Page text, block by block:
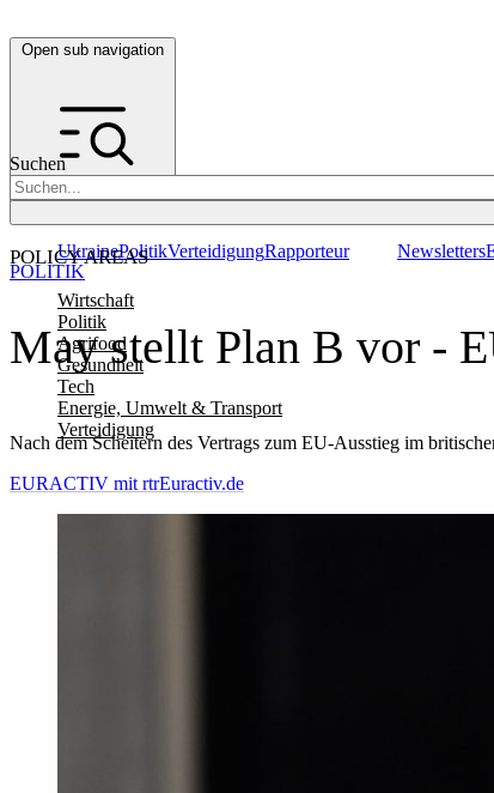
Open sub navigation
Suchen
POLICY AREAS
Wirtschaft
Politik
Agrifood
Gesundheit
Tech
Energie, Umwelt & Transport
Verteidigung
UkrainePolitikVerteidigungRapporteur Newsletters
May stellt Plan B vor -
Nach dem Scheitern des Vertrags zum EU-Ausstieg im
POLITIK
EURACTIV mit rtrEuractiv.de